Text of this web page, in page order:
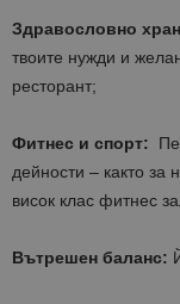
Здравословно
твоите нужди и
ресторант;
Фитнес и спорт:
дейности – както за
висок клас фитнес
Вътрешен баланс: